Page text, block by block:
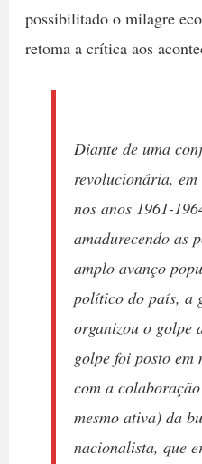
possibilitado o milagre
retoma a crítica aos
Diante de uma
revolucionária, em
nos anos 1961-
amadurecendo as
amplo avanço
político do país, a
organizou o golpe
golpe foi posto em
com a
mesmo ativa) da
nacionalista, que